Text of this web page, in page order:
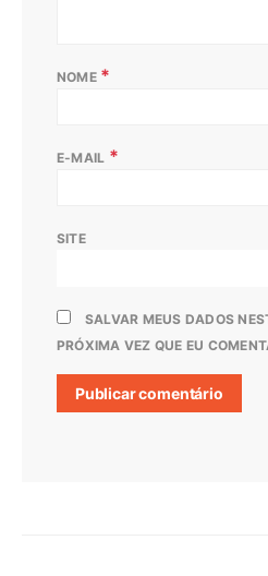
NOME *
E-MAIL *
SITE
SALVAR MEUS DADOS
PRÓXIMA VEZ QUE EU